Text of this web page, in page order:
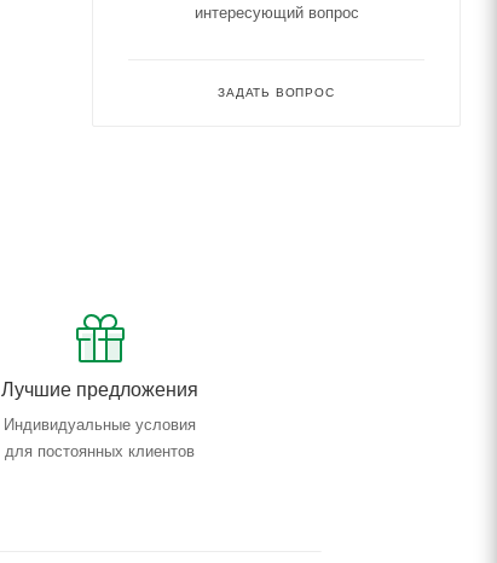
Лучшие предложения
Индивидуальные условия
для постоянных клиентов
интересующий вопрос
ЗАДАТЬ ВОПРОС